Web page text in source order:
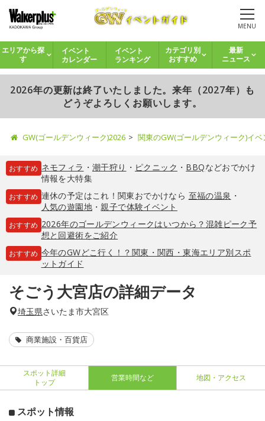
MENU
エリアから探
す
イベント
カレンダー
イベント
ランキング
カテゴリ別
おすすめ
最新
ニュース
2026年の更新は終了いたしました。来年（2027年）も
どうぞよろしくお願いします。
GW(ゴールデンウィーク)2026 関東のGW(ゴールデンウィーク)イ
おすすめ ネモフィラ ・ 潮干狩り ・ ピクニック ・ BBQなどおでかけ
情報を大特集
おすすめ 連休の予定はこれ！関東おでかけなら 至福の温泉 ・
人気の遊園地・親子で体験イベント
おすすめ 2026年のゴールデンウィークはいつから？混雑ピーク予
想と回避術をご紹介
おすすめ 今年のGWどこ行く！？関東・関西・東海エリア別スポ
ットガイド
そごう大宮店の詳細データ
埼玉県さいたま市大宮区
商業施設・百貨店
スポット詳細
トップ
営業時間など 地図・アクセス
スポット情報